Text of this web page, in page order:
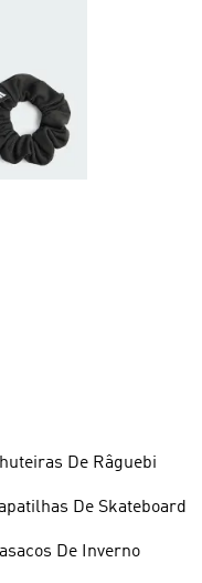
De Râguebi
De Skateboard
De Inverno